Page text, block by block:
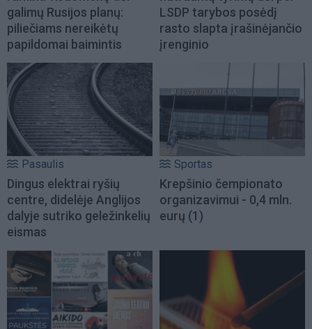
galimų Rusijos planų:
piliečiams nereikėtų
papildomai baimintis
LSDP tarybos posėdį
rasto slapta įrašinėjančio
įrenginio
Pasaulis
Dingus elektrai ryšių
centre, didelėje Anglijos
dalyje sutriko geležinkelių
eismas
Sportas
Krepšinio čempionato
organizavimui - 0,4 mln.
eurų (1)